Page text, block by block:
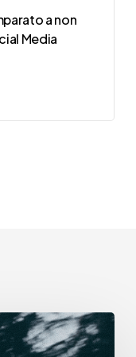
a non
Media